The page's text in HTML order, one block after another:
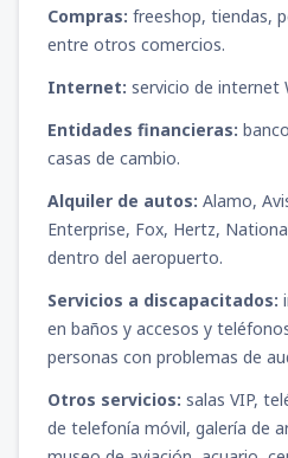
Compras: freeshop, tiendas,
entre otros comercios.
Internet: servicio de internet
Entidades financieras:
casas de cambio.
Alquiler de autos: Alamo,
Enterprise, Fox, Hertz,
dentro del aeropuerto.
Servicios a discapacitados:
en baños y accesos y
personas con problemas de
Otros servicios: salas VIP,
de telefonía móvil, galería de